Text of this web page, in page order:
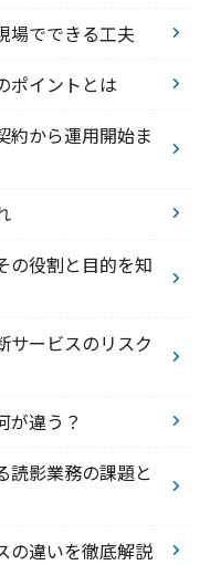
場でできる工夫
ポイントとは
約から運用開始ま
の役割と目的を知
サービスのリスク
が違う？
読影業務の課題と
の違いを徹底解説